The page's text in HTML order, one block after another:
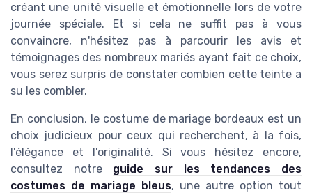
créant une unité visuelle et émotionnelle lors de votre
journée spéciale. Et si cela ne suffit pas à vous
convaincre, n'hésitez pas à parcourir les avis et
témoignages des nombreux mariés ayant fait ce choix,
vous serez surpris de constater combien cette teinte a
su les combler.
En conclusion, le costume de mariage bordeaux est un
choix judicieux pour ceux qui recherchent, à la fois,
l'élégance et l'originalité. Si vous hésitez encore,
consultez notre guide sur les tendances des
costumes de mariage bleus, une autre option tout